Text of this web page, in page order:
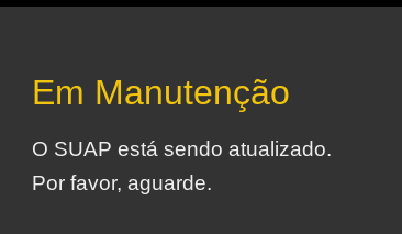
Em Manutenção
O SUAP está sendo atualizado.
Por favor, aguarde.